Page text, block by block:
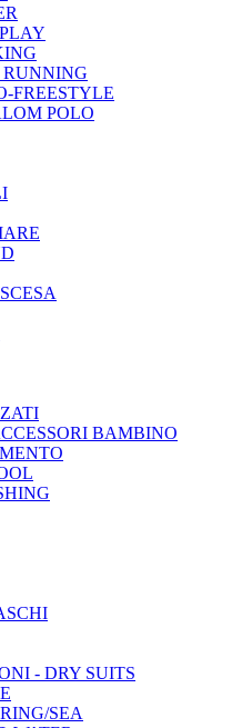
FREESTYLE
POLO
BAMBINO
- DRY SUITS
SEA